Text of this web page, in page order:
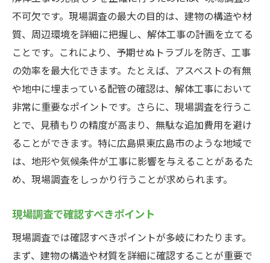
不可欠です。現場調査の最大の目的は、建物の構造や材
質、周辺環境を詳細に把握し、解体工事の計画を立てる
ことです。これにより、予期せぬトラブルを防ぎ、工事
の効率を最大化できます。たとえば、アスベストの有無
や地中に埋まっている配管の確認は、解体工事において
非常に重要なポイントです。さらに、現場調査を行うこ
とで、見積もりの精度が高まり、無駄な追加費用を避け
ることができます。特に広島県東広島市のような地域で
は、地形や気候条件が工事に影響を与えることがあるた
め、現場調査をしっかり行うことが求められます。
現場調査で確認すべきポイント
現場調査では確認すべきポイントが多岐にわたります。
まず、建物の構造や材質を詳細に確認することが重要で